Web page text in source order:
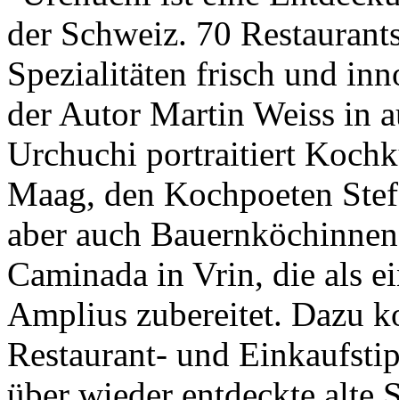
der Schweiz. 70
Spezialitäten frisch und
der Autor Martin Weiss in
Urchuchi portraitiert
Maag, den Kochpoeten
aber auch
Caminada in Vrin, die als
Amplius zubereitet. Dazu
Restaurant- und